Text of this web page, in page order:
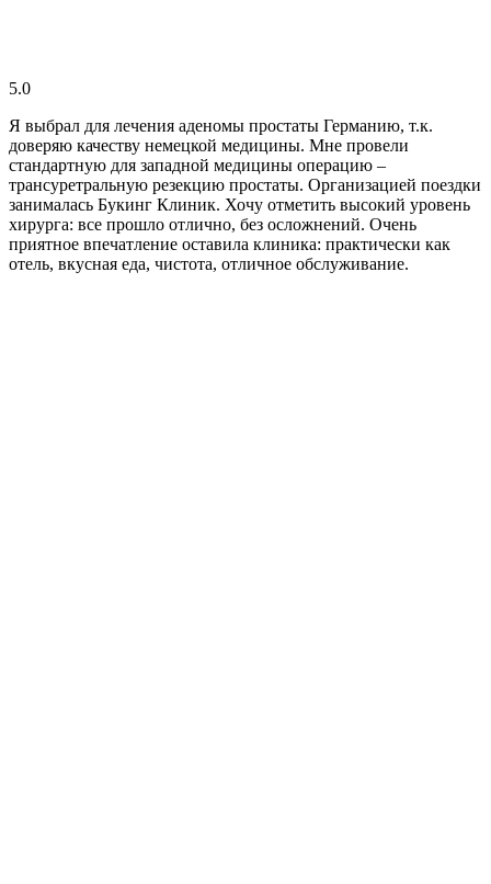
5.0
Я выбрал для лечения аденомы простаты Германию, т.к.
доверяю качеству немецкой медицины. Мне провели
стандартную для западной медицины операцию –
трансуретральную резекцию простаты. Организацией поездки
занималась Букинг Клиник. Хочу отметить высокий уровень
хирурга: все прошло отлично, без осложнений. Очень
приятное впечатление оставила клиника: практически как
отель, вкусная еда, чистота, отличное обслуживание.